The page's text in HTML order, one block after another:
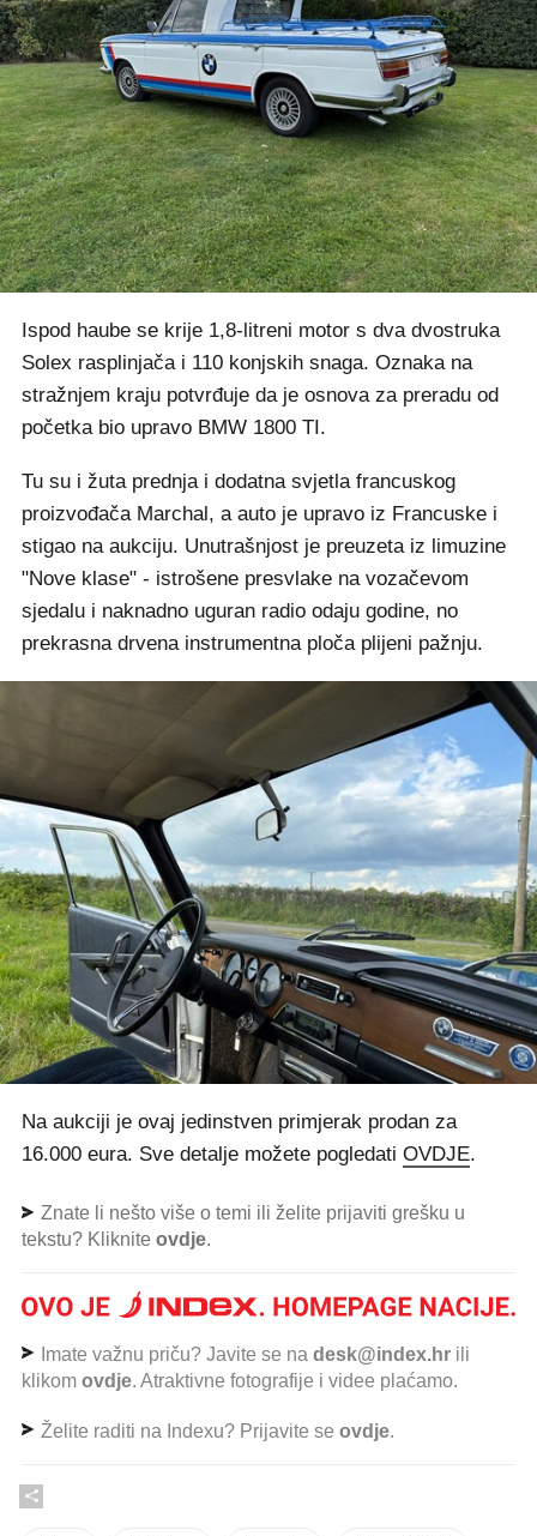
Ispod haube se krije 1,8-litreni motor s dva dvostruka
Solex rasplinjača i 110 konjskih snaga. Oznaka na
stražnjem kraju potvrđuje da je osnova za preradu od
početka bio upravo BMW 1800 TI.
Tu su i žuta prednja i dodatna svjetla francuskog
proizvođača Marchal, a auto je upravo iz Francuske i
stigao na aukciju. Unutrašnjost je preuzeta iz limuzine
"Nove klase" - istrošene presvlake na vozačevom
sjedalu i naknadno uguran radio odaju godine, no
prekrasna drvena instrumentna ploča plijeni pažnju.
Na aukciji je ovaj jedinstven primjerak prodan za
16.000 eura. Sve detalje možete pogledati OVDJE.
Znate li nešto više o temi ili želite prijaviti grešku u
tekstu? Kliknite ovdje.
Imate važnu priču? Javite se na desk@index.hr ili
klikom ovdje. Atraktivne fotografije i videe plaćamo.
Želite raditi na Indexu? Prijavite se ovdje.